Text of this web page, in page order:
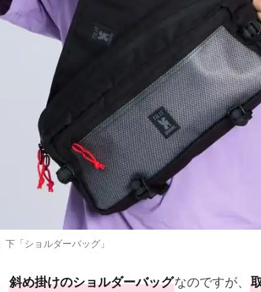
「ショルダーバッグ」
斜め掛けのショルダーバッグなのですが、